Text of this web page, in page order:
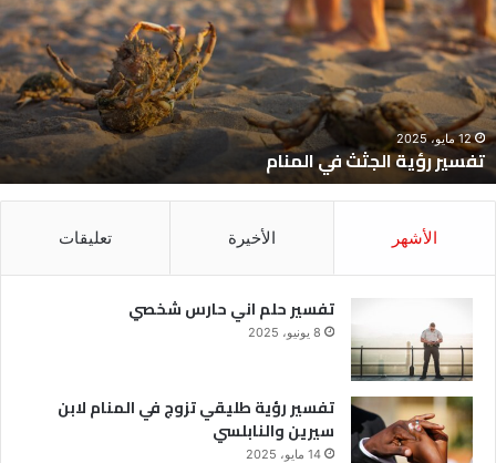
في
المنام
12 مايو، 2025
تفسير رؤية الجثث في المنام
الأشهر الأخيرة تعليقات
تفسير حلم اني حارس شخصي
8 يونيو، 2025
تفسير رؤية طليقي تزوج في المنام لابن
سيرين والنابلسي
14 مايو، 2025